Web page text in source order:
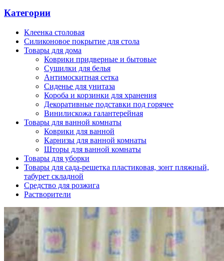
Категории
Клеенка столовая
Силиконовое покрытие для стола
Товары для дома
Коврики придверные и бытовые
Сушилки для белья
Антимоскитная сетка
Сиденье для унитаза
Короба и корзинки для хранения
Декоративные подставки под горячее
Винилискожа галантерейная
Товары для ванной комнаты
Коврики для ванной
Карнизы для ванной комнаты
Шторы для ванной комнаты
Товары для уборки
Товары для сада-решетка пластиковая, зонт пляжный,
табурет складной
Средство для розжига
Растворители